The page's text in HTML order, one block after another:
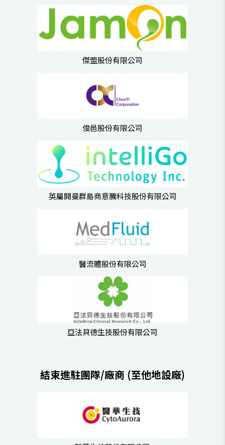
傑盟股份有限公司
俊邑股份有限公司
英屬開曼群島商意騰科技股份有限公司
醫流體股份有限公司
亞法貝德生技股份有限公司
結束進駐團隊/廠商 (至他地設廠)